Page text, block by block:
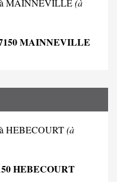
à MAINNEVILLE(à
MAINNEVILLE
HEBECOURT(à
HEBECOURT